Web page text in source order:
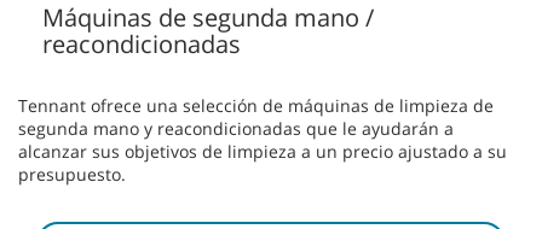
Máquinas de segunda mano /
reacondicionadas
Tennant ofrece una selección de máquinas de limpieza de
segunda mano y reacondicionadas que le ayudarán a
alcanzar sus objetivos de limpieza a un precio ajustado a su
presupuesto.